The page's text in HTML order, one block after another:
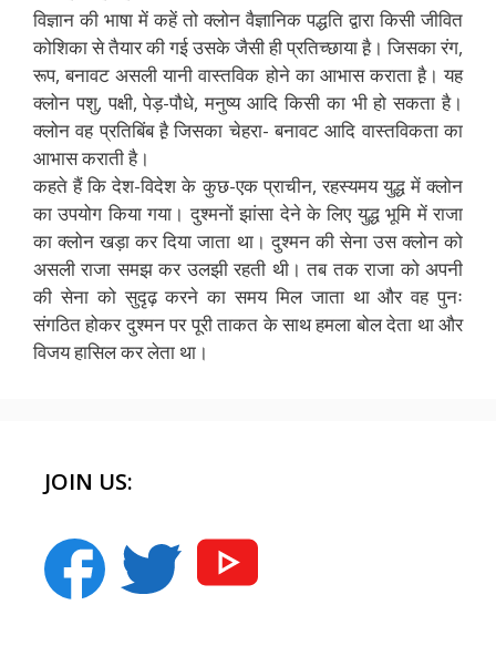
विज्ञान की भाषा में कहें तो क्लोन वैज्ञानिक पद्धति द्वारा किसी जीवित
कोशिका से तैयार की गई उसके जैसी ही प्रतिच्छाया है़। जिसका रंग,
रूप, बनावट असली यानी वास्तविक होने का आभास कराता है़। यह
क्लोन पशु, पक्षी, पेड़-पौधे, मनुष्य आदि किसी का भी हो सकता है।
क्लोन वह प्रतिबिंब है़ जिसका चेहरा- बनावट आदि वास्तविकता का
आभास कराती है।
कहते हैं कि देश-विदेश के कुछ-एक प्राचीन, रहस्यमय युद्ध में क्लोन
का उपयोग किया गया। दुश्मनों झांसा देने के लिए युद्ध भूमि में राजा
का क्लोन खड़ा कर दिया जाता था। दुश्मन की सेना उस क्लोन को
असली राजा समझ कर उलझी रहती थी। तब तक राजा को अपनी
की सेना को सुदृढ़ करने का समय मिल जाता था और वह पुनः
संगठित होकर दुश्मन पर पूरी ताकत के साथ हमला बोल देता था और
विजय हासिल कर लेता था।
JOIN US: